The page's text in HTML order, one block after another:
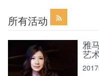
所有活动
雅
艺